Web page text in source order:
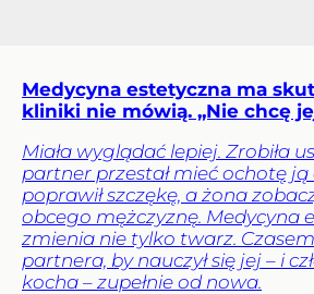
Medycyna estetyczna ma
kliniki nie mówią. „Nie chcę
Miała wyglądać lepiej. Zrobiła
partner przestał mieć ochotę ją
poprawił szczękę, a żona
obcego mężczyznę. Medycyna
zmienia nie tylko twarz.
partnera, by nauczył się jej – i
kocha – zupełnie od nowa.